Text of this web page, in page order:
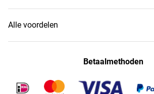
Alle voordelen
Betaalmethoden